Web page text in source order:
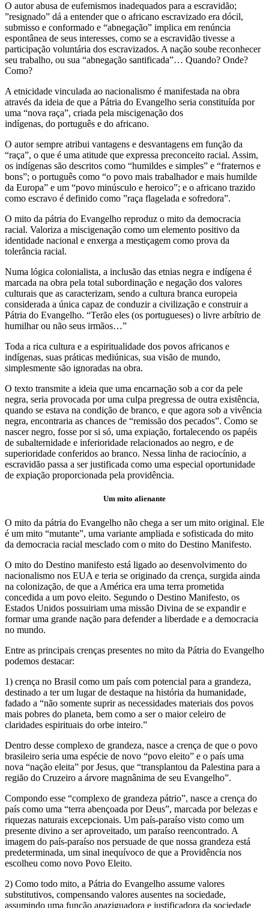
O autor abusa de eufemismos inadequados para a escravidão;
”resignado” dá a entender que o africano escravizado era dócil,
submisso e conformado e “abnegação” implica em renúncia
espontânea de seus interesses, como se a escravidão tivesse a
participação voluntária dos escravizados. A nação soube reconhecer
seu trabalho, ou sua “abnegação santificada”… Quando? Onde?
Como?
A etnicidade vinculada ao nacionalismo é manifestada na obra
através da ideia de que a Pátria do Evangelho seria constituída por
uma “nova raça”, criada pela miscigenação dos
indígenas, do português e do africano.
O autor sempre atribui vantagens e desvantagens em função da
“raça”, o que é uma atitude que expressa preconceito racial. Assim,
os indígenas são descritos como “humildes e simples” e “fraternos e
bons”; o português como “o povo mais trabalhador e mais humilde
da Europa” e um “povo minúsculo e heroico”; e o africano trazido
como escravo é definido como ”raça flagelada e sofredora”.
O mito da pátria do Evangelho reproduz o mito da democracia
racial. Valoriza a miscigenação como um elemento positivo da
identidade nacional e enxerga a mestiçagem como prova da
tolerância racial.
Numa lógica colonialista, a inclusão das etnias negra e indígena é
marcada na obra pela total subordinação e negação dos valores
culturais que as caracterizam, sendo a cultura branca europeia
considerada a única capaz de conduzir a civilização e construir a
Pátria do Evangelho. “Terão eles (os portugueses) o livre arbítrio de
humilhar ou não seus irmãos…”
Toda a rica cultura e a espiritualidade dos povos africanos e
indígenas, suas práticas mediúnicas, sua visão de mundo,
simplesmente são ignoradas na obra.
O texto transmite a ideia que uma encarnação sob a cor da pele
negra, seria provocada por uma culpa pregressa de outra existência,
quando se estava na condição de branco, e que agora sob a vivência
negra, encontraria as chances de “remissão dos pecados”. Como se
nascer negro, fosse por si só, uma expiação, fortalecendo os papéis
de subalternidade e inferioridade relacionados ao negro, e de
superioridade conferidos ao branco. Nessa linha de raciocínio, a
escravidão passa a ser justificada como uma especial oportunidade
de expiação proporcionada pela providência.
Um mito alienante
O mito da pátria do Evangelho não chega a ser um mito original. Ele
é um mito “mutante”, uma variante ampliada e sofisticada do mito
da democracia racial mesclado com o mito do Destino Manifesto.
O mito do Destino manifesto está ligado ao desenvolvimento do
nacionalismo nos EUA e teria se originado da crença, surgida ainda
na colonização, de que a América era uma terra prometida
concedida a um povo eleito. Segundo o Destino Manifesto, os
Estados Unidos possuiriam uma missão Divina de se expandir e
formar uma grande nação para defender a liberdade e a democracia
no mundo.
Entre as principais crenças presentes no mito da Pátria do Evangelho
podemos destacar:
1) crença no Brasil como um país com potencial para a grandeza,
destinado a ter um lugar de destaque na história da humanidade,
fadado a “não somente suprir as necessidades materiais dos povos
mais pobres do planeta, bem como a ser o maior celeiro de
claridades espirituais do orbe inteiro.”
Dentro desse complexo de grandeza, nasce a crença de que o povo
brasileiro seria uma espécie de novo “povo eleito” e o país uma
nova “nação eleita” por Jesus, que “transplantou da Palestina para a
região do Cruzeiro a árvore magnânima de seu Evangelho”.
Compondo esse “complexo de grandeza pátrio”, nasce a crença do
país como uma “terra abençoada por Deus”, marcada por belezas e
riquezas naturais excepcionais. Um país-paraíso visto como um
presente divino a ser aproveitado, um paraíso reencontrado. A
imagem do país-paraíso nos persuade de que nossa grandeza está
predeterminada, um sinal inequívoco de que a Providência nos
escolheu como novo Povo Eleito.
2) Como todo mito, a Pátria do Evangelho assume valores
substitutivos, compensando valores ausentes na sociedade,
assumindo uma função apaziguadora e justificadora da sociedade